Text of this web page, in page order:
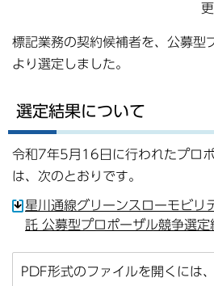
標記業務の契約候補者を、公募型
より選定しました。
選定結果について
令和7年5月16日に行われたプロ
は、次のとおりです。
星川通線グリーンスローモビリ
託 公募型プロポーザル競争選
PDF形式のファイルを開くに